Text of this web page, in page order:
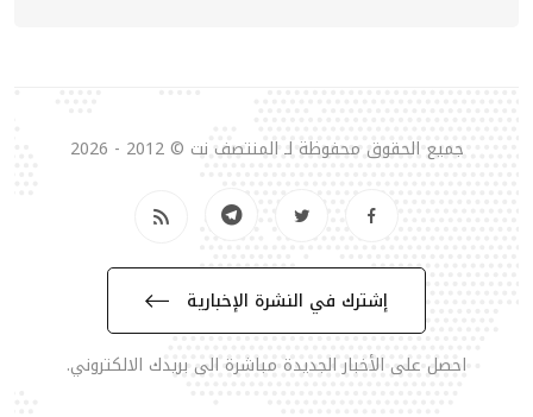
جميع الحقوق محفوظة لـ المنتصف نت © 2012 - 2026
إشترك في النشرة الإخبارية
احصل على الأخبار الجديدة مباشرة الى بريدك الالكتروني.